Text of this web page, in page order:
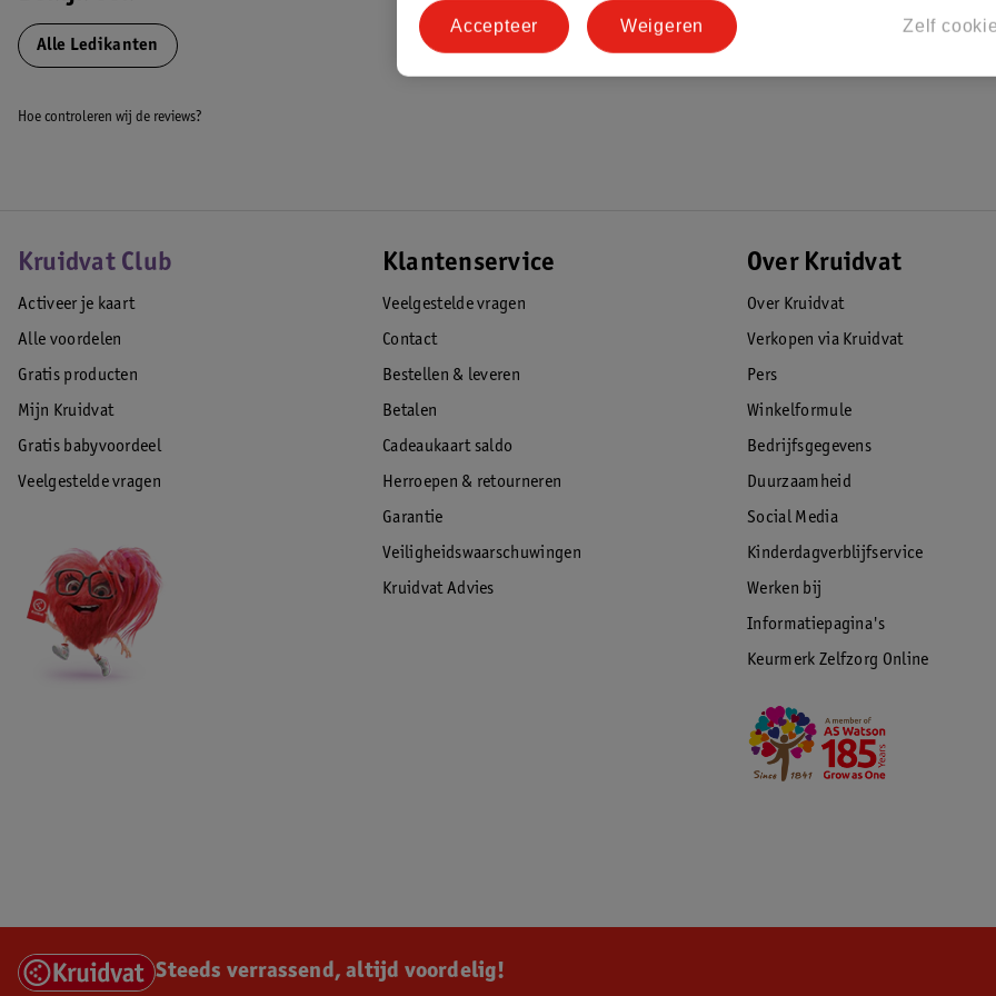
Matras is los verkrijgbaar
Alle Ledikanten
Hoe controleren wij de reviews?
Kruidvat Club
Activeer je kaart
Alle voordelen
Gratis producten
Mijn Kruidvat
Gratis babyvoordeel
Veelgestelde vragen
Klantenservice
Veelgestelde vragen
Contact
Bestellen & leveren
Betalen
Cadeaukaart saldo
Herroepen & retourneren
Garantie
Veiligheidswaarschuwingen
Kruidvat Advies
Over Kruidvat
Over Kruidvat
Verkopen via Kruidvat
Pers
Winkelformule
Bedrijfsgegevens
Duurzaamheid
Social Media
Kinderdagverblijfservice
Werken bij
Informatiepagina's
Keurmerk Zelfzorg Online
Steeds verrassend, altijd voordelig!
Zelf
Weigeren
Accepteer